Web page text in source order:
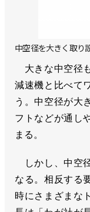
中空径を大きく取り
大きな中空径
減速機と比べて
う。中空径が大
フトなどが通し
まる。
しかし、中空
なる。相反する
時にさまざまな